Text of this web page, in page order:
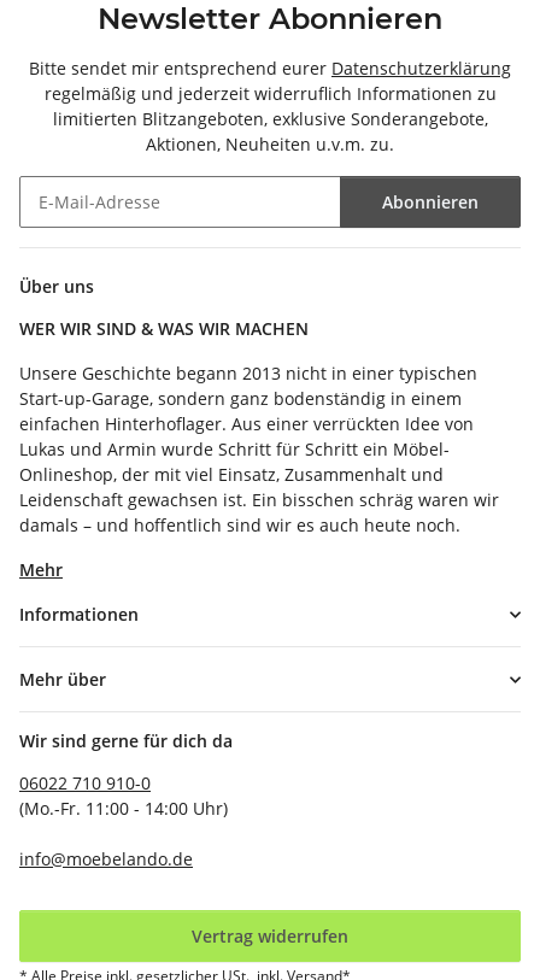
Newsletter Abonnieren
Bitte sendet mir entsprechend eurer Datenschutzerklärung
regelmäßig und jederzeit widerruflich Informationen zu
limitierten Blitzangeboten, exklusive Sonderangebote,
Aktionen, Neuheiten u.v.m. zu.
Abonnieren
Über uns
WER WIR SIND & WAS WIR MACHEN
Unsere Geschichte begann 2013 nicht in einer typischen
Start-up-Garage, sondern ganz bodenständig in einem
einfachen Hinterhoflager. Aus einer verrückten Idee von
Lukas und Armin wurde Schritt für Schritt ein Möbel-
Onlineshop, der mit viel Einsatz, Zusammenhalt und
Leidenschaft gewachsen ist. Ein bisschen schräg waren wir
damals – und hoffentlich sind wir es auch heute noch.
Mehr
Informationen
Mehr über
Wir sind gerne für dich da
06022 710 910-0
(Mo.-Fr. 11:00 - 14:00 Uhr)
info@moebelando.de
Vertrag widerrufen